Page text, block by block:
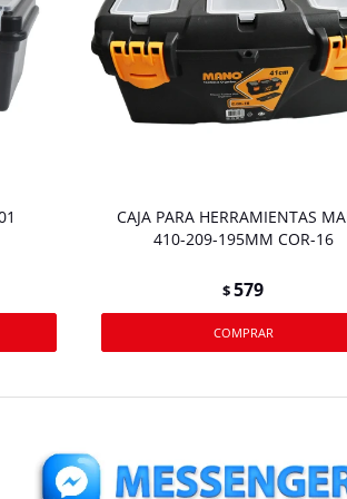
CAJA PARA HERRAMIENTAS
410-209-195MM COR-16
$579